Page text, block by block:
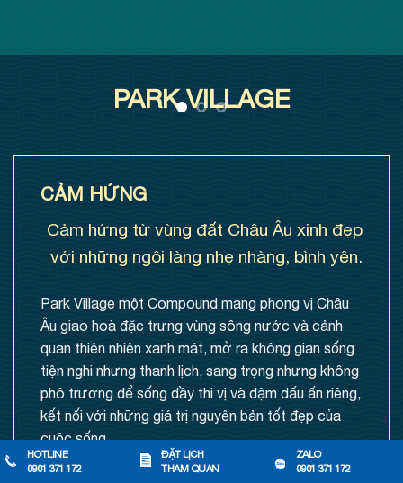
PARK VILLAGE
CẢM HỨNG
Cảm hứng từ vùng đất Châu Âu xinh đẹp
với những ngôi làng nhẹ nhàng, bình yên.
Park Village một Compound mang phong vị Châu
Âu giao hoà đặc trưng vùng sông nước và cảnh
quan thiên nhiên xanh mát, mở ra không gian sống
tiện nghi nhưng thanh lịch, sang trọng nhưng không
phô trương để sống đầy thi vị và đậm dấu ấn riêng,
kết nối với những giá trị nguyên bản tốt đẹp của
cuộc sống.
HOTLINE
0901 371 172
ĐẶT LỊCH
THAM QUAN
ZALO
0901 371 172